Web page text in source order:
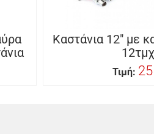
Καστάνια 12″ με
12τμχ
Τιμή: